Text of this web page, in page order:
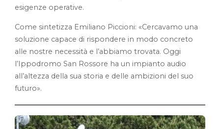
esigenze operative.
Come sintetizza Emiliano Piccioni: «Cercavamo una
soluzione capace di rispondere in modo concreto
alle nostre necessità e l’abbiamo trovata. Oggi
l’Ippodromo San Rossore ha un impianto audio
all’altezza della sua storia e delle ambizioni del suo
futuro».